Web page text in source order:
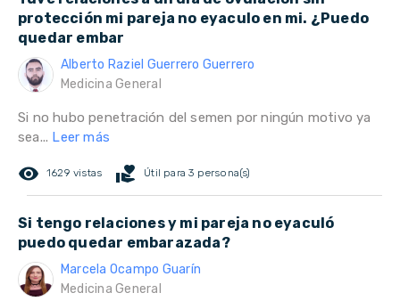
protección mi pareja no eyaculo en mi. ¿Puedo
quedar embar
Alberto Raziel Guerrero Guerrero
Medicina General
Si no hubo penetración del semen por ningún motivo ya
sea... Leer más
remove_red_eye 1629 vistas volunteer_activism Útil para 3 persona(s)
Si tengo relaciones y mi pareja no eyaculó
puedo quedar embarazada?
Marcela Ocampo Guarín
Medicina General